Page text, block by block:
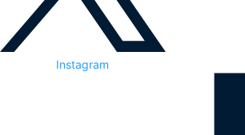
Instagram